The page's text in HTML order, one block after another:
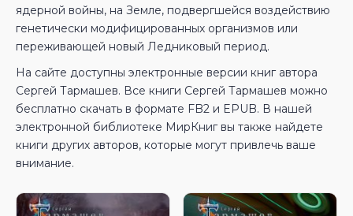
ядерной войны, на Земле, подвергшейся воздействию
генетически модифицированных организмов или
переживающей новый Ледниковый период.
На сайте доступны электронные версии книг автора
Сергей Тармашев. Все книги Сергей Тармашев можно
бесплатно скачать в формате FB2 и EPUB. В нашей
электронной библиотеке МирКниг вы также найдете
книги других авторов, которые могут привлечь ваше
внимание.